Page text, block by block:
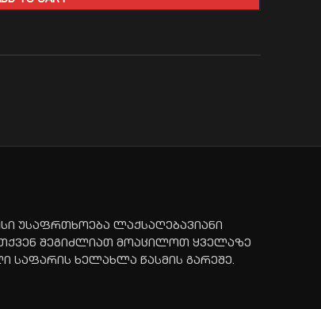
უსაფრთხოება ლაქსაღებავიანი
შეგიძლიათ მოაცილოთ ყველაზე
საფარის ხელახლა წასმის გარეშე.